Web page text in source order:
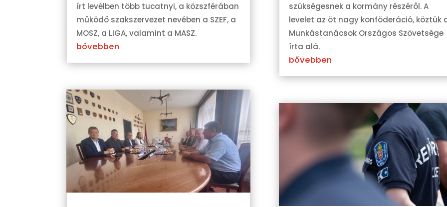
írt levélben több tucatnyi, a közszférában
működő szakszervezet nevében a SZEF, a
MOSZ, a LIGA, valamint a MASZ.
bővebben
szükségesnek a kormány részéről. A
levelet az öt nagy konföderáció, köztük
Munkástanácsok Országos Szövetsége
írta alá.
bővebben